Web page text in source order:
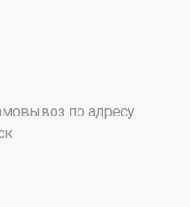
по адресу